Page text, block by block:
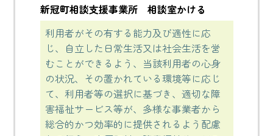
新冠町相談支援事業所 相談室かける
利用者がその有する能力及び適性に応
じ、自立した日常生活又は社会生活を営
むことができるよう、当該利用者の心身
の状況、その置かれている環境等に応じ
て、利用者等の選択に基づき、適切な障
害福祉サービス等が、多様な事業者から
総合的かつ効率的に提供されるよう配慮